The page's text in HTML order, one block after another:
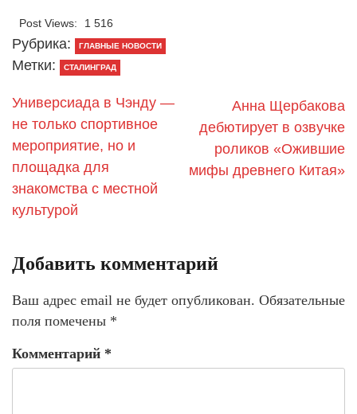
Post Views: 1 516
Рубрика: ГЛАВНЫЕ НОВОСТИ
Метки: СТАЛИНГРАД
Универсиада в Чэнду —
не только спортивное
мероприятие, но и
площадка для
знакомства с местной
культурой
Анна Щербакова
дебютирует в озвучке
роликов «Ожившие
мифы древнего Китая»
Добавить комментарий
Ваш адрес email не будет опубликован. Обязательные
поля помечены *
Комментарий *